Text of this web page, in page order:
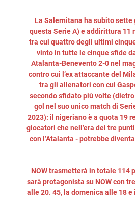
La Salernitana ha subito sette
questa Serie A) e addirittura 11
tra cui quattro degli ultimi
vinto in tutte le cinque sfide
Atalanta-Benevento 2-0 nel
contro cui l’ex attaccante del
tra gli allenatori con cui
secondo sfidato più volte (dietro
gol nel suo unico match di
2023): il nigeriano è a quota 19
giocatori che nell’era dei tre
con l’Atalanta - potrebbe
NOW trasmetterà in totale 114
sarà protagonista su NOW con
alle 20. 45, la domenica alle 18